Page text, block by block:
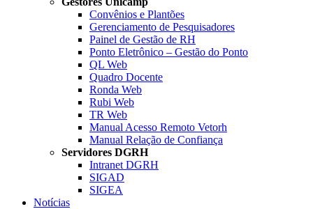
Convênios e Plantões
Gerenciamento de Pesquisadores
Painel de Gestão de RH
Ponto Eletrônico – Gestão do Ponto
QL Web
Quadro Docente
Ronda Web
Rubi Web
TR Web
Manual Acesso Remoto Vetorh
Manual Relação de Confiança
Servidores DGRH
Intranet DGRH
SIGAD
SIGEA
Notícias